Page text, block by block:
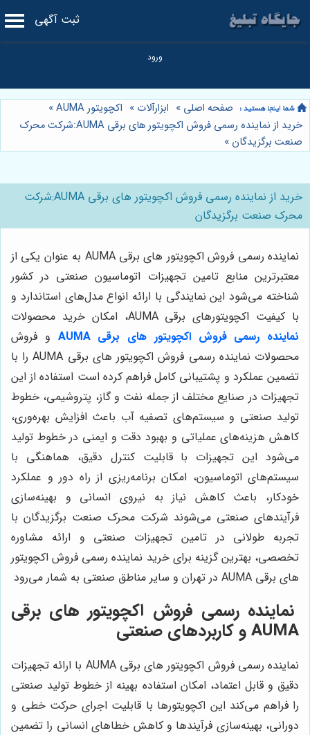
ثبت آگهی
صفحه اصلی » ابزارآلات » اکچویتور AUMA
»
خرید از نماینده رسمی فروش اکچویتور های برقی AUMA:شرکت محرک
صنعت برگزیدگان »
خرید از نماینده رسمی فروش اکچویتور های برقی AUMA:شرکت
محرک صنعت برگزیدگان
نماینده رسمی فروش اکچویتور های برقی AUMA به عنوان یکی از
معتبرترین منابع تامین تجهیزات اتوماسیون صنعتی در کشور
شناخته می‌شود این نمایندگی با ارائه انواع مدل‌های استاندارد و
با کیفیت اکچویتورهای برقی AUMA، امکان خرید محصولات
نماینده رسمی فروش اکچویتور های برقی AUMA
و فروش
محصولات نماینده رسمی فروش اکچویتور های برقی AUMA را با
تضمین عملکرد و پشتیبانی کامل فراهم کرده است استفاده از این
تجهیزات در صنایع مختلف از جمله نفت و گاز، پتروشیمی، خطوط
تولید صنعتی و سیستم‌های تصفیه آب باعث افزایش بهره‌وری،
کاهش هزینه‌های عملیاتی و بهبود دقت و ایمنی در خطوط تولید
می‌شود این تجهیزات با قابلیت کنترل دقیق، هماهنگی با
سیستم‌های اتوماسیون، امکان برنامه‌ریزی از راه دور و عملکرد
خودکار، باعث کاهش نیاز به نیروی انسانی و بهینه‌سازی
فرآیندهای صنعتی می‌شوند شرکت محرک صنعت برگزیدگان با
تجربه طولانی در تامین تجهیزات صنعتی و ارائه مشاوره
تخصصی، بهترین گزینه برای خرید نماینده رسمی فروش اکچویتور
های برقی AUMA در تهران و سایر مناطق صنعتی به شمار می‌رود
نماینده رسمی فروش اکچویتور های برقی
AUMA و کاربردهای صنعتی
نماینده رسمی فروش اکچویتور های برقی AUMA با ارائه تجهیزات
دقیق و قابل اعتماد، امکان استفاده بهینه از خطوط تولید صنعتی
را فراهم می‌کند این اکچویتورها با قابلیت اجرای حرکت خطی و
دورانی، بهینه‌سازی فرآیندها و کاهش خطاهای انسانی را تضمین